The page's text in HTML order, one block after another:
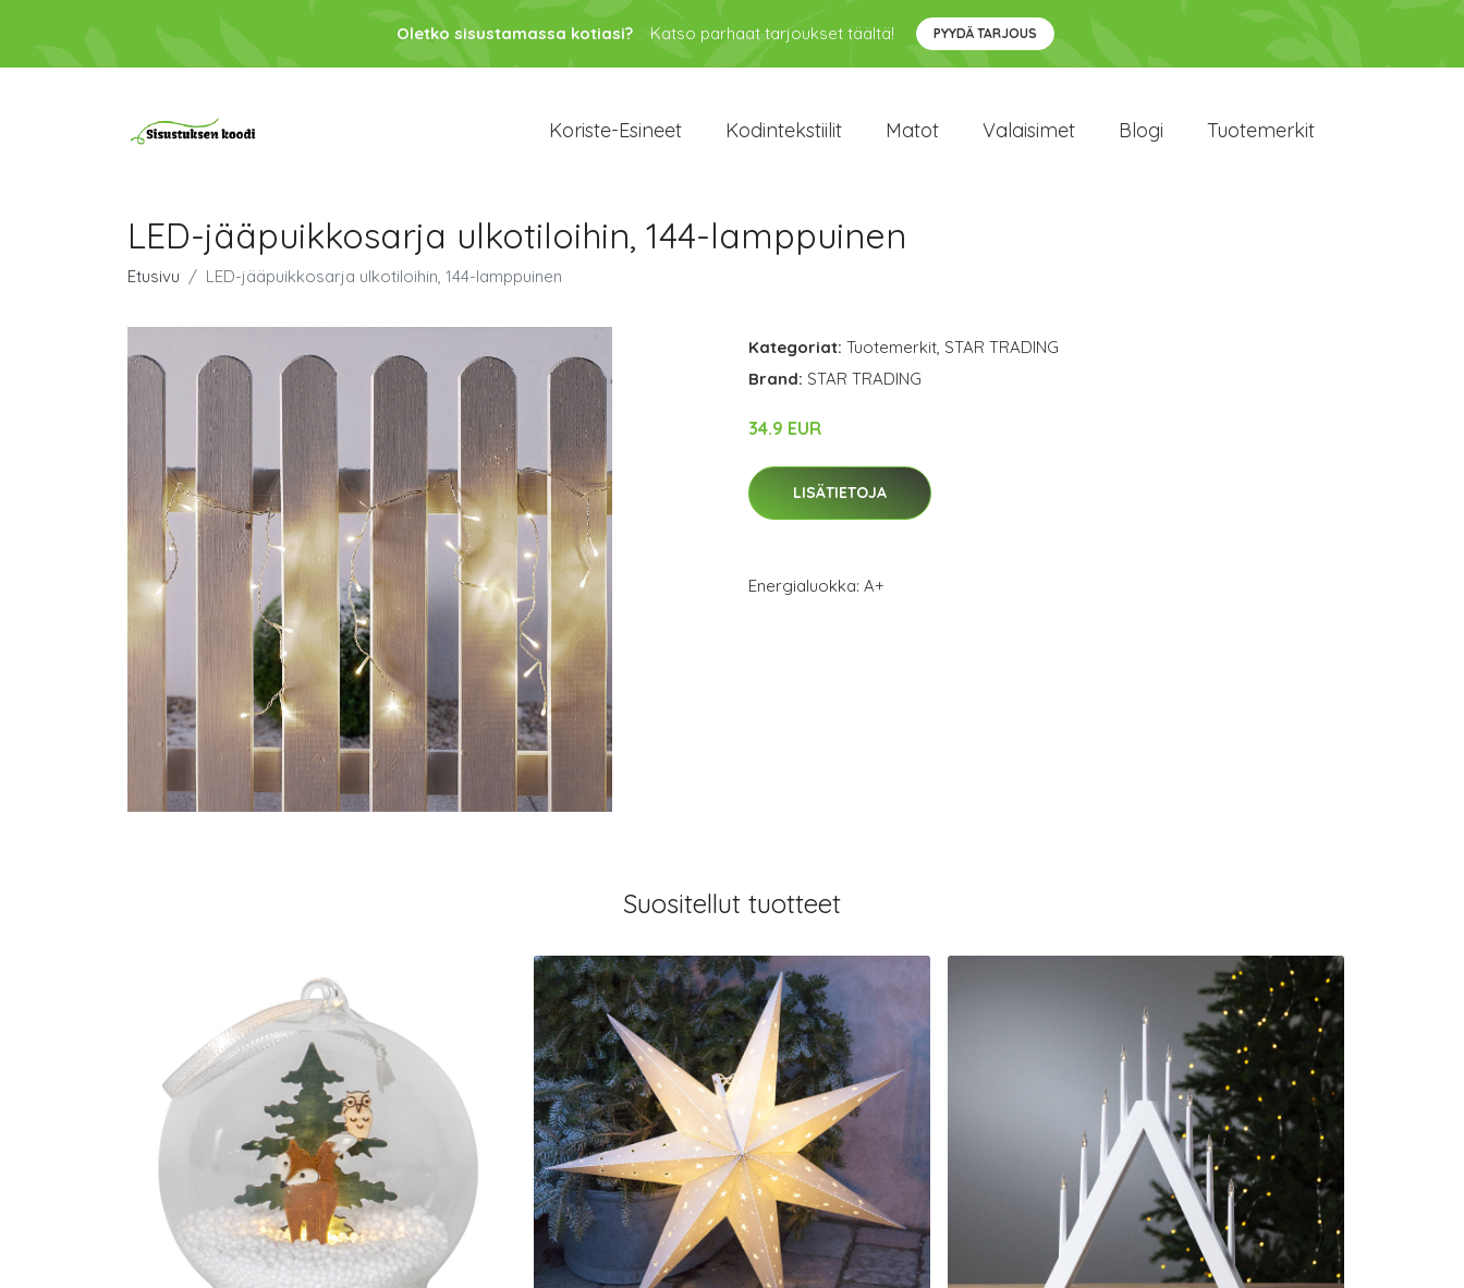
Oletko sisustamassa kotiasi? Katso parhaat tarjoukset täältä! PYYDÄ TARJOUS
Koriste-Esineet Kodintekstiilit Matot Valaisimet Blogi Tuotemerkit
LED-jääpuikkosarja ulkotiloihin, 144-lamppuinen
Etusivu LED-jääpuikkosarja ulkotiloihin, 144-lamppuinen
Kategoriat: Tuotemerkit, STAR TRADING
Brand: STAR TRADING
34.9 EUR
LISÄTIETOJA
Energialuokka: A+
Suositellut tuotteet